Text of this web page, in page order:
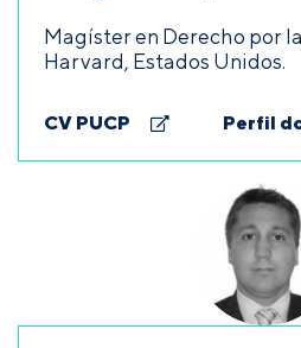
Magíster en Derecho por
Harvard, Estados Unidos.
CV PUCP Perfil